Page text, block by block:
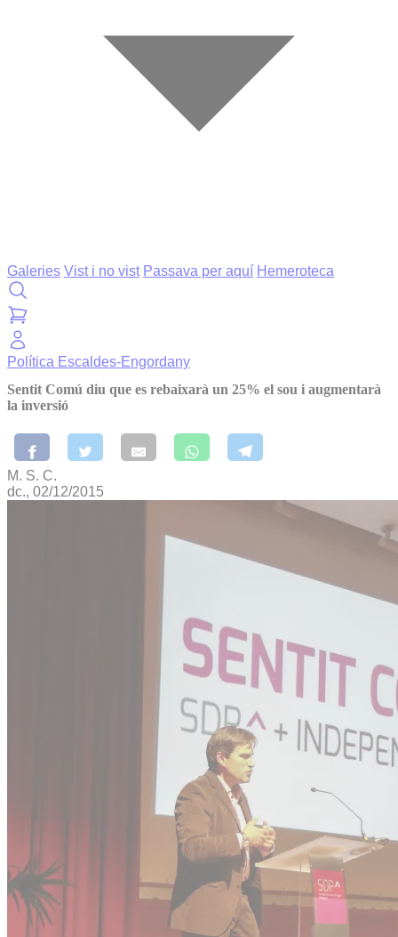
Galeries Vist i no vist Passava per aquí Hemeroteca
Política Escaldes-Engordany
Sentit Comú diu que es rebaixarà un 25% el sou i augmentarà
la inversió
M. S. C.
dc., 02/12/2015